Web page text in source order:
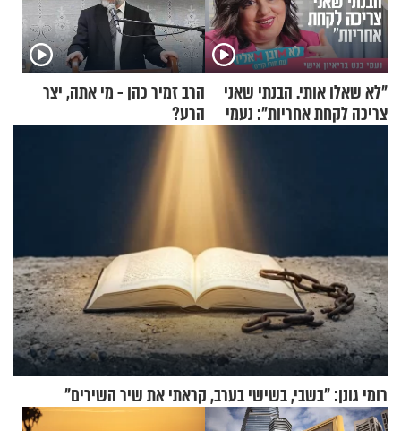
"לא שאלו אותי. הבנתי שאני
צריכה לקחת אחריות": נעמי
הרב זמיר כהן - מי אתה, יצר
הרע?
רומי גונן: "בשבי, בשישי בערב, קראתי את שיר השירים"